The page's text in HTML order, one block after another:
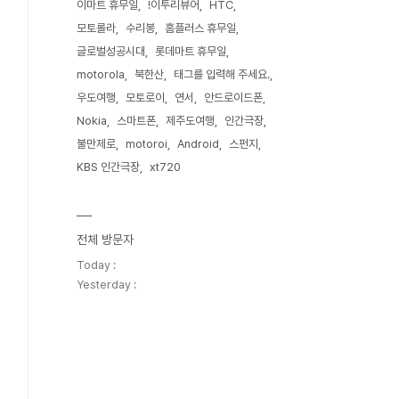
이마트 휴무일
!이투리뷰어
HTC
모토롤라
수리봉
홈플러스 휴무일
글로벌성공시대
롯데마트 휴무일
motorola
북한산
태그를 입력해 주세요.
우도여행
모토로이 연서
안드로이드폰
Nokia
스마트폰 제주도여행
인간극장
불만제로
motoroi Android
스펀지
KBS 인간극장
xt720
전체 방문자
Today :
Yesterday :